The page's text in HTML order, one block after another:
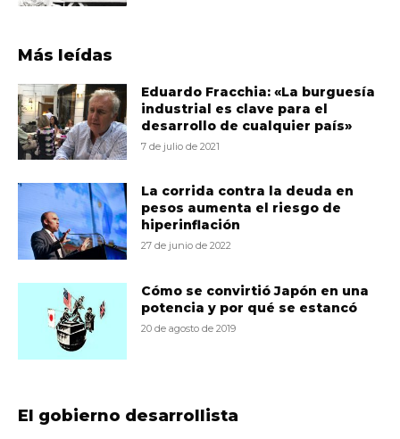
Más leídas
Eduardo Fracchia: «La burguesía
industrial es clave para el
desarrollo de cualquier país»
7 de julio de 2021
La corrida contra la deuda en
pesos aumenta el riesgo de
hiperinflación
27 de junio de 2022
Cómo se convirtió Japón en una
potencia y por qué se estancó
20 de agosto de 2019
El gobierno desarrollista